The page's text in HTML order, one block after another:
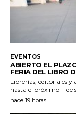
EVENTOS
ABIERTO EL
FERIA DEL LIBRO
Librerías, editoriales y
hace 19 horas